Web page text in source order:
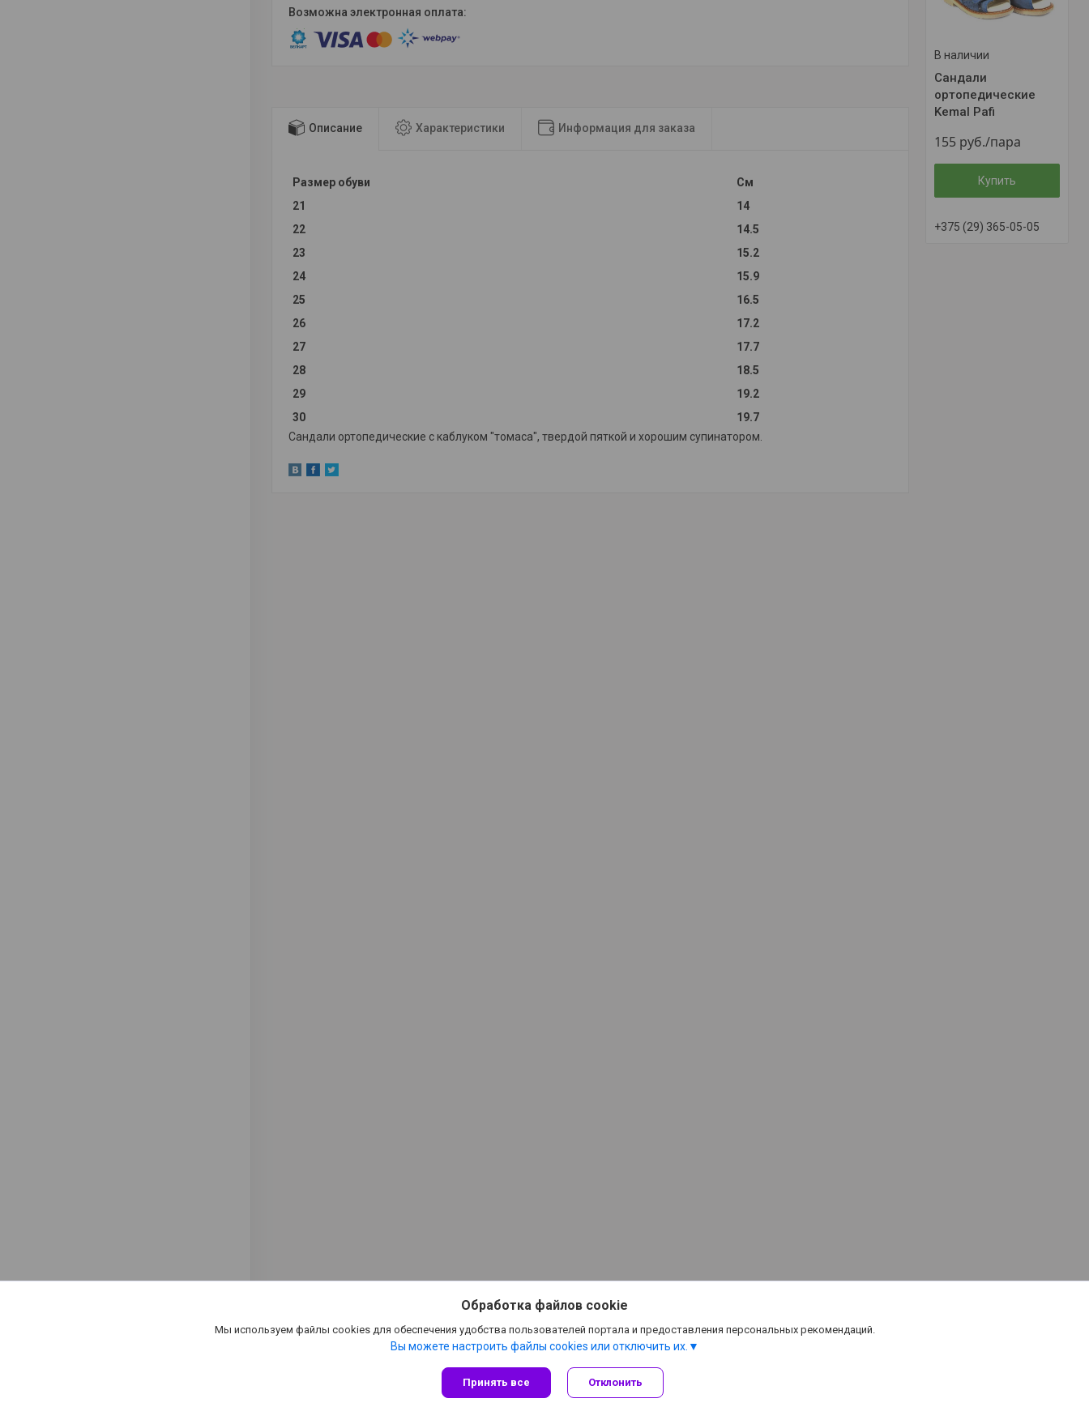
В наличии
Сандали
ортопедические
Kemal Pafi
155 руб./пара
Купить
+375 (29) 365-05-05
Описание Характеристики Информация для заказа
Размер обуви
Cм
21
14
22
14.5
23
15.2
24
15.9
25
16.5
26
17.2
27
17.7
28
18.5
29
19.2
30
19.7
Сандали ортопедические с каблуком "томаса", твердой пяткой и хорошим супинатором.
Обработка файлов cookie
Мы используем файлы cookies для обеспечения удобства пользователей портала и предоставления персональных рекомендаций.
Вы можете настроить файлы cookies или отключить их.
Принять все Отклонить